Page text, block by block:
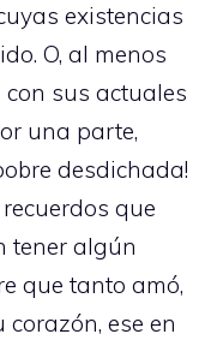
existencias
O, al menos
sus actuales
una parte,
desdichada!
que
tener algún
que tanto amó,
ese en